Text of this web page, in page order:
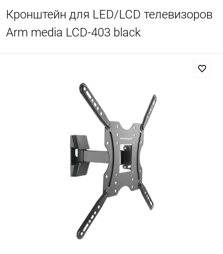
Кронштейн для LED/LCD телевизоров
Arm media LCD-403 black